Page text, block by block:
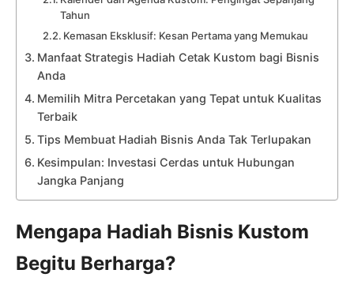
Tahun
Kemasan Eksklusif: Kesan Pertama yang Memukau
Manfaat Strategis Hadiah Cetak Kustom bagi Bisnis
Anda
Memilih Mitra Percetakan yang Tepat untuk Kualitas
Terbaik
Tips Membuat Hadiah Bisnis Anda Tak Terlupakan
Kesimpulan: Investasi Cerdas untuk Hubungan
Jangka Panjang
Mengapa Hadiah Bisnis Kustom
Begitu Berharga?